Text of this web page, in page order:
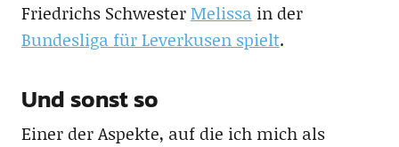
Friedrichs SchwesterMelissain der
Bundesliga für Leverkusen spielt.
Und sonst so
Einer der Aspekte, auf die ich mich als